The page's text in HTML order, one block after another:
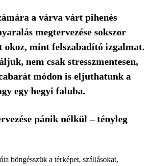
a várva várt pihenés
megtervezése sokszor
mint felszabadító izgalmat.
nem csak stresszmentesen,
módon is eljuthatunk a
egy hegyi faluba.
pánik nélkül – tényleg
böngésszük a térképet, szállásokat,